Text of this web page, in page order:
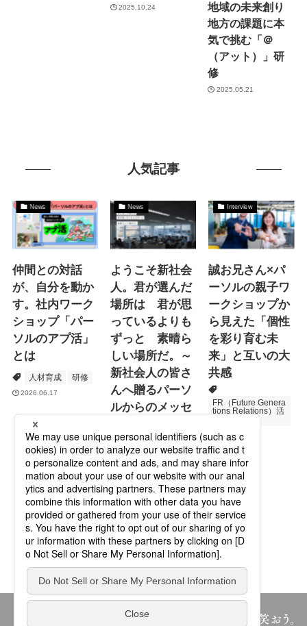
2025.10.24
地域の未来創り
地方の課題に本
気で挑む「＠
（アット）」研
修
2025.05.21
人気記事
News
仲間との対話
が、自分を動か
す。社内ワーク
ショップ「パー
ソルのアプ活」
とは
人材育成 研修
2026.06.17
News
ようこそ新社会
人。君が選んだ
場所は 君が思
っているよりも
ずっと 素晴ら
しい場所だ。～
新社会人の皆さ
んへ贈るパーソ
ルからのメッセ
Specialized Servic
es
プロモーション
Interview
誠お兄さん×パ
ーソルの親子ワ
ークショップか
ら見えた「個性
を彩り育む未
来」と互いの大
共感
FR（Future Genera
tions Relations）活
次世代育成
2026.06.16